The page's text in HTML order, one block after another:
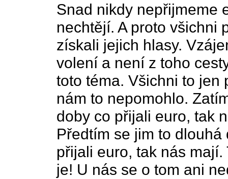
Snad nikdy nepřijmeme
nechtějí. A proto všichni
získali jejich hlasy.
volení a není z toho
toto téma. Všichni to jen
nám to nepomohlo.
doby co přijali euro, tak
Předtím se jim to
přijali euro, tak nás
je! U nás se o tom ani